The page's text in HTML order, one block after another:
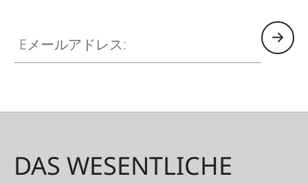
DAS WESENTLICHE